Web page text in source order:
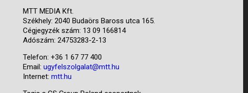
MTT MEDIA Kft.
Székhely: 2040 Budaörs Baross utca 165.
Cégjegyzék szám: 13 09 166814
Adószám: 24753283-2-13
Telefon: +36 1 67 77 400
Email:ugyfelszolgalat@mtt.hu
Internet:mtt.hu